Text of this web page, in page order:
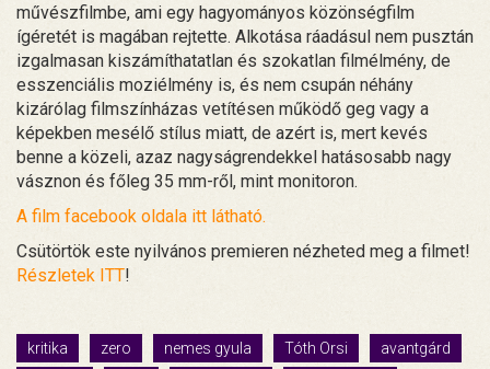
művészfilmbe, ami egy hagyományos közönségfilm
ígéretét is magában rejtette. Alkotása ráadásul nem pusztán
izgalmasan kiszámíthatatlan és szokatlan filmélmény, de
esszenciális moziélmény is, és nem csupán néhány
kizárólag filmszínházas vetítésen működő geg vagy a
képekben mesélő stílus miatt, de azért is, mert kevés
benne a közeli, azaz nagyságrendekkel hatásosabb nagy
vásznon és főleg 35 mm-ről, mint monitoron.
A film facebook oldala itt látható.
Csütörtök este nyilvános premieren nézheted meg a filmet!
Részletek ITT!
kritika zero nemes gyula Tóth Orsi
avantgárd